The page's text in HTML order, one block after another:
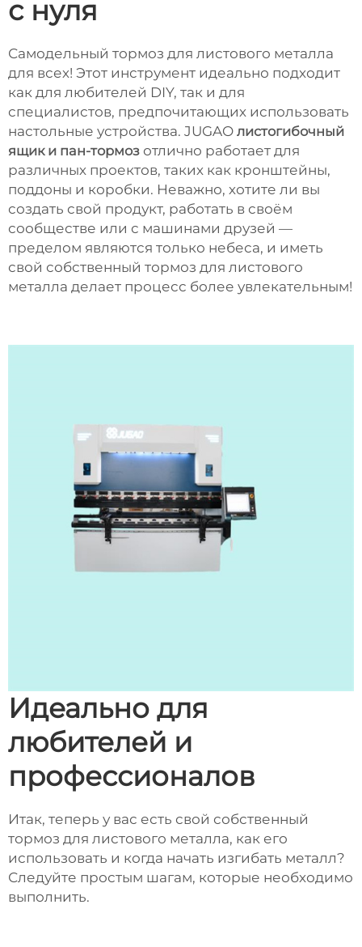
с нуля
Самодельный тормоз для листового металла
для всех! Этот инструмент идеально подходит
как для любителей DIY, так и для
специалистов, предпочитающих использовать
настольные устройства. JUGAO листогибочный
ящик и пан-тормоз отлично работает для
различных проектов, таких как кронштейны,
поддоны и коробки. Неважно, хотите ли вы
создать свой продукт, работать в своём
сообществе или с машинами друзей —
пределом являются только небеса, и иметь
свой собственный тормоз для листового
металла делает процесс более увлекательным!
Идеально для
любителей и
профессионалов
Итак, теперь у вас есть свой собственный
тормоз для листового металла, как его
использовать и когда начать изгибать металл?
Следуйте простым шагам, которые необходимо
выполнить.